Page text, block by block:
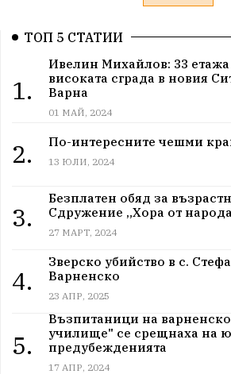
ТОП 5 СТАТИИ
1.
Ивелин Михайлов: 33
високата сграда в новия
Варна
01 МАЙ, 2024
2. По-интересните чешми
13 ЮЛИ, 2024
3.
Безплатен обяд за
Сдружение „Хора от
27 МАРТ, 2024
4.
Зверско убийство в с.
Варненско
23 АПР, 2025
5.
Възпитаници на
училище" се срещнаха на
предубежденията
17 АПР, 2024